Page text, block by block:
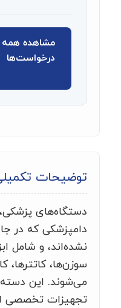
مشاهده همه
درخواست‌ها
توضیحات
دستگاه‌های
دامپزشکی که در
نشده‌اند، و شامل
سوزن‌ها، کاتترها،
می‌شوند. این
تجهیزات